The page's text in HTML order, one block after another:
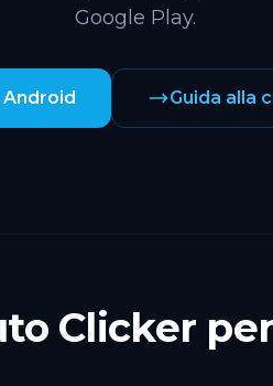
Google Play.
Guida alla
Clicker